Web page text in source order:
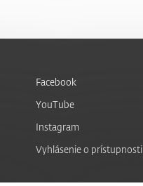
Facebook
YouTube
Instagram
Vyhlásenie o prístupnosti